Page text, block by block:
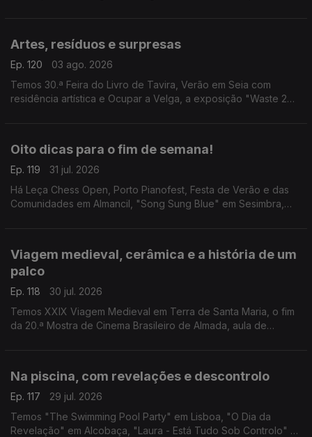
Artes, resíduos e surpresas
Ep. 120
03 ago. 2026
Temos 30.ª Feira do Livro de Tavira, Verão em Seia com
residência artística e Ocupar a Velga, a exposição "Waste 2
Oito dicas para o fim de semana!
Ep. 119
31 jul. 2026
Há Leça Chess Open, Porto Pianofest, Festa de Verão e das
Comunidades em Almancil, "Song Sung Blue" em Sesimbra,
Viagem medieval, cerâmica e a história de um
palco
Ep. 118
30 jul. 2026
Temos XXIX Viagem Medieval em Terra de Santa Maria, o fim
da 20.ª Mostra de Cinema Brasileiro de Almada, aula de
Na piscina, com revelações e descontrolo
Ep. 117
29 jul. 2026
Temos "The Swimming Pool Party" em Lisboa, "O Dia da
Revelação" em Alcobaça, "Laura - Está Tudo Sob Controlo" e